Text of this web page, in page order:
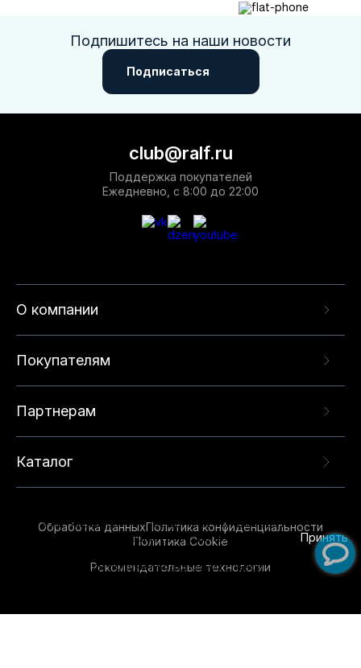
Подпишитесь на наши новости
Подписаться
О компании
Покупателям
Партнерам
Каталог
club@ralf.ru
Поддержка покупателей
Ежедневно, с 8:00 до 22:00
Обработка данныхПолитика конфиденциальности
Политика Cookie
Рекомендательные технологии
опыта на нашем сайте. Продолжая использовать
данный сайт, вы соглашаетесь с использованием
технологий. Для получения дополнительной
Принять